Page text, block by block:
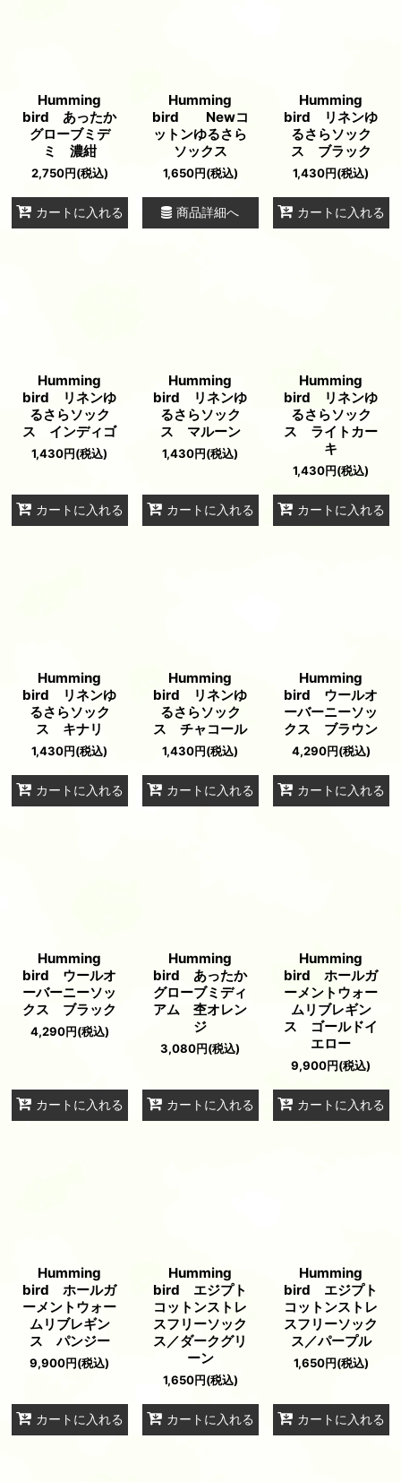
Humming
bird あったか
グローブミデ
ミ 濃紺
2,750円(税込)
カートに入れる
Humming
bird Newコ
ットンゆるさら
ソックス
1,650円(税込)
商品詳細へ
Humming
bird リネンゆ
るさらソック
ス ブラック
1,430円(税込)
カートに入れる
Humming
bird リネンゆ
るさらソック
ス インディゴ
1,430円(税込)
カートに入れる
Humming
bird リネンゆ
るさらソック
ス マルーン
1,430円(税込)
カートに入れる
Humming
bird リネンゆ
るさらソック
ス ライトカー
キ
1,430円(税込)
カートに入れる
Humming
bird リネンゆ
るさらソック
ス キナリ
1,430円(税込)
カートに入れる
Humming
bird リネンゆ
るさらソック
ス チャコール
1,430円(税込)
カートに入れる
Humming
bird ウールオ
ーバーニーソッ
クス ブラウン
4,290円(税込)
カートに入れる
Humming
bird ウールオ
ーバーニーソッ
クス ブラック
4,290円(税込)
カートに入れる
Humming
bird あったか
グローブミディ
アム 杢オレン
ジ
3,080円(税込)
カートに入れる
Humming
bird ホールガ
ーメントウォー
ムリブレギン
ス ゴールドイ
エロー
9,900円(税込)
カートに入れる
Humming
bird ホールガ
ーメントウォー
ムリブレギン
ス パンジー
9,900円(税込)
カートに入れる
Humming
bird エジプト
コットンストレ
スフリーソック
ス／ダークグリ
ーン
1,650円(税込)
カートに入れる
Humming
bird エジプト
コットンストレ
スフリーソック
ス／パープル
1,650円(税込)
カートに入れる